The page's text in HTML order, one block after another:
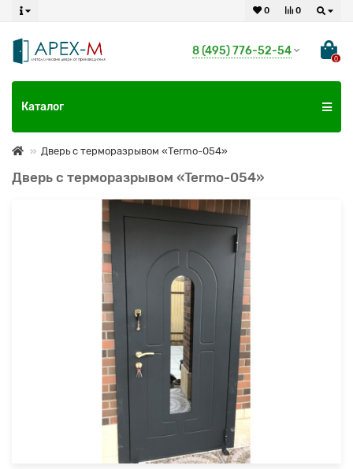
0
0
8 (495) 776-52-54
0
Каталог
Дверь с терморазрывом «Termo-054»
Дверь с терморазрывом «Termo-054»